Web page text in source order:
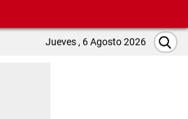
Jueves , 6 Agosto 2026